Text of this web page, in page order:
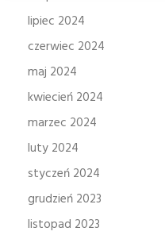
lipiec 2024
czerwiec 2024
maj 2024
kwiecień 2024
marzec 2024
luty 2024
styczeń 2024
grudzień 2023
listopad 2023